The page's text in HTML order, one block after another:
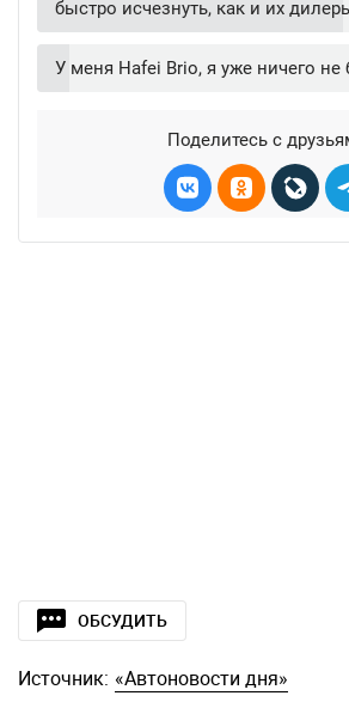
ОБСУДИТЬ
Источник: «Автоновости дня»